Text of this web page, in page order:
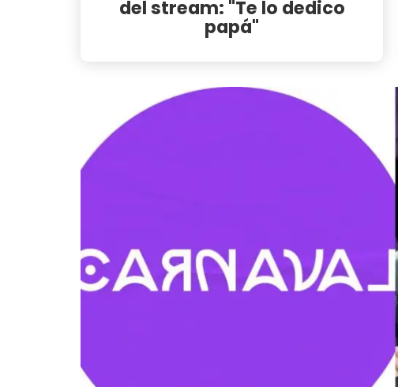
del stream: "Te lo dedico
papá"